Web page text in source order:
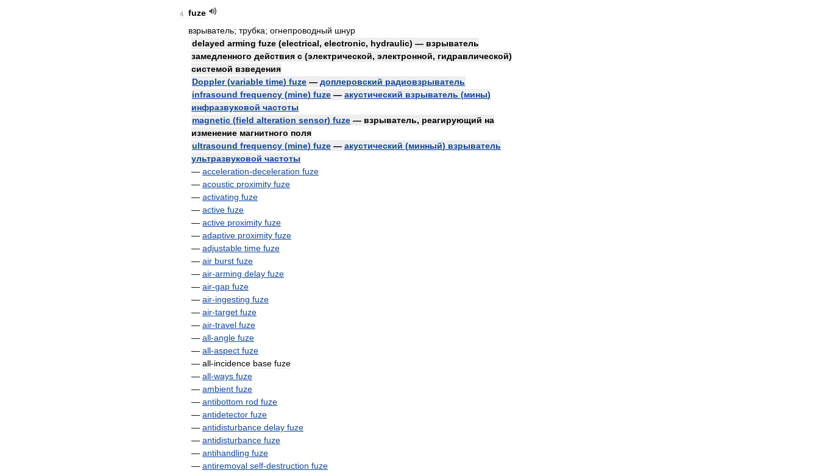
4
fuze
взрыватель; трубка; огнепроводный шнур
delayed arming fuze (electrical, electronic, hydraulic) — взрыватель
замедленного действия с (электрической, электронной, гидравлической)
системой взведения
Doppler(variable time) fuze — доплеровский радиовзрыватель
infrasound frequency (mine) fuze — акустический взрыватель (мины)
инфразвуковой частоты
magnetic (field alteration sensor) fuze — взрыватель, реагирующий на
изменение магнитного поля
ultrasound frequency (mine) fuze — акустический (минный) взрыватель
ультразвуковой частоты
— acceleration-deceleration fuze
— acoustic proximity fuze
— activating fuze
— active fuze
— active proximity fuze
— adaptive proximity fuze
— adjustable time fuze
— air burst fuze
— air-arming delay fuze
— air-gap fuze
— air-ingesting fuze
— air-target fuze
— air-travel fuze
— all-angle fuze
— all-aspect fuze
— all-incidence base fuze
— all-ways fuze
— ambient fuze
— antibottom rod fuze
— antidetector fuze
— antidisturbance delay fuze
— antidisturbance fuze
— antihandling fuze
— antiremoval self-destruction fuze